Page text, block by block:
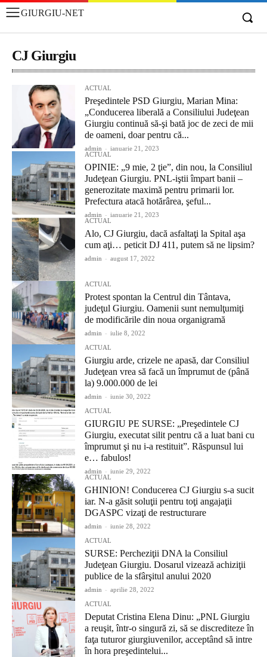
GIURGIU-NET
CJ Giurgiu
ACTUAL
Preşedintele PSD Giurgiu, Marian Mina:
„Conducerea liberală a Consiliului Judeţean
Giurgiu continuă să-şi bată joc de zeci de mii
de oameni, doar pentru că...
admin - ianuarie 21, 2023
ACTUAL
OPINIE: „9 mie, 2 ţie”, din nou, la Consiliul
Judeţean Giurgiu. PNL-iştii împart banii –
generozitate maximă pentru primarii lor.
Prefectura atacă hotărârea, şeful...
admin - ianuarie 21, 2023
ACTUAL
Alo, CJ Giurgiu, dacă asfaltaţi la Spital aşa
cum aţi… peticit DJ 411, putem să ne lipsim?
admin - august 17, 2022
ACTUAL
Protest spontan la Centrul din Tântava,
judeţul Giurgiu. Oamenii sunt nemulţumiţi
de modificările din noua organigramă
admin - iulie 8, 2022
ACTUAL
Giurgiu arde, crizele ne apasă, dar Consiliul
Judeţean vrea să facă un împrumut de (până
la) 9.000.000 de lei
admin - iunie 30, 2022
ACTUAL
GIURGIU PE SURSE: „Preşedintele CJ
Giurgiu, executat silit pentru că a luat bani cu
împrumut şi nu i-a restituit”. Răspunsul lui
e… fabulos!
admin - iunie 29, 2022
ACTUAL
GHINION! Conducerea CJ Giurgiu s-a sucit
iar. N-a găsit soluţii pentru toţi angajaţii
DGASPC vizaţi de restructurare
admin - iunie 28, 2022
ACTUAL
SURSE: Percheziţii DNA la Consiliul
Judeţean Giurgiu. Dosarul vizează achiziţii
publice de la sfârşitul anului 2020
admin - aprilie 28, 2022
ACTUAL
Deputat Cristina Elena Dinu: „PNL Giurgiu
a reuşit, într-o singură zi, să se discrediteze în
faţa tuturor giurgiuvenilor, acceptând să intre
în hora preşedintelui...